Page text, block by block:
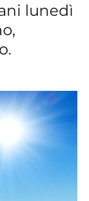
lunedì